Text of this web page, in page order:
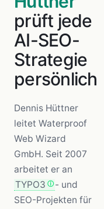
prüft jede
AI-SEO-
Strategie
persönlich
Dennis Hüttner
leitet Waterproof
Web Wizard
GmbH. Seit 2007
arbeitet er an
TYPO3
- und
SEO-Projekten für